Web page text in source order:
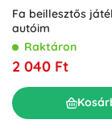
Fa beillesztős
autóim
Raktáron
2 040 Ft